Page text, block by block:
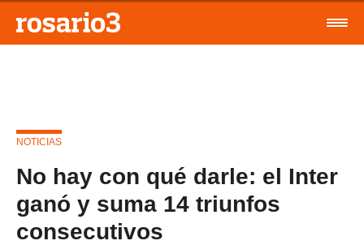
NOTICIAS
No hay con qué darle: el Inter
ganó y suma 14 triunfos
consecutivos